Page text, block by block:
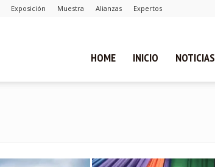
Exposición Muestra Alianzas Expertos
HOME INICIO NOTICIAS